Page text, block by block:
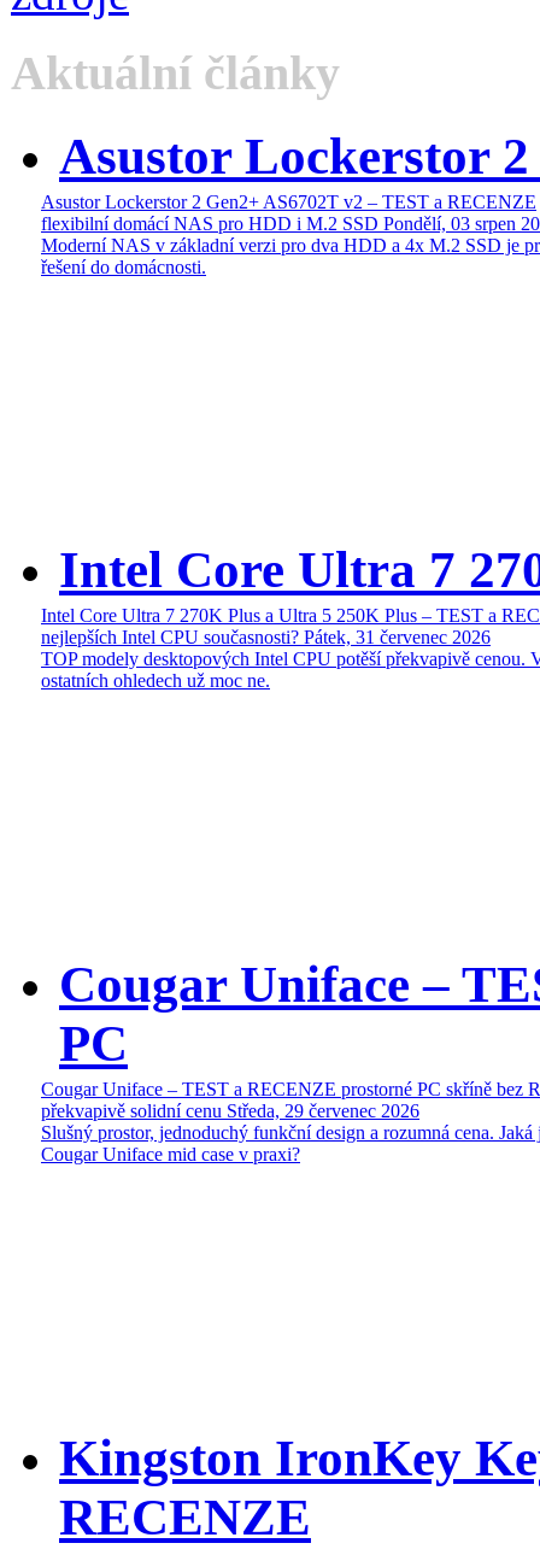
Aktuální články
Asustor Lockerstor
Asustor Lockerstor 2 Gen2+ AS6702T v2 – TEST a RECENZE
flexibilní domácí NAS pro HDD i M.2 SSD Pondělí, 03 srpen
Moderní NAS v základní verzi pro dva HDD a 4x M.2 SSD je
řešení do domácnosti.
Intel Core Ultra 7
Intel Core Ultra 7 270K Plus a Ultra 5 250K Plus – TEST a
nejlepších Intel CPU současnosti? Pátek, 31 červenec 2026
TOP modely desktopových Intel CPU potěší překvapivě cenou.
ostatních ohledech už moc ne.
Cougar Uniface –
PC
Cougar Uniface – TEST a RECENZE prostorné PC skříně bez
překvapivě solidní cenu Středa, 29 červenec 2026
Slušný prostor, jednoduchý funkční design a rozumná cena. Jaká
Cougar Uniface mid case v praxi?
Kingston IronKey
RECENZE